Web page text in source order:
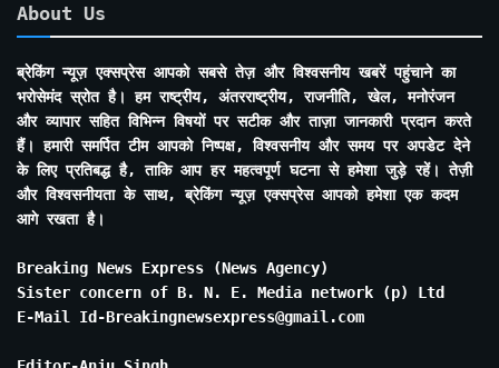
About Us
ब्रेकिंग न्यूज़ एक्सप्रेस आपको सबसे तेज़ और विश्वसनीय खबरें पहुंचाने का
भरोसेमंद स्रोत है। हम राष्ट्रीय, अंतरराष्ट्रीय, राजनीति, खेल, मनोरंजन
और व्यापार सहित विभिन्न विषयों पर सटीक और ताज़ा जानकारी प्रदान करते
हैं। हमारी समर्पित टीम आपको निष्पक्ष, विश्वसनीय और समय पर अपडेट देने
के लिए प्रतिबद्ध है, ताकि आप हर महत्वपूर्ण घटना से हमेशा जुड़े रहें। तेज़ी
और विश्वसनीयता के साथ, ब्रेकिंग न्यूज़ एक्सप्रेस आपको हमेशा एक कदम
आगे रखता है।
Breaking News Express (News Agency)
Sister concern of B. N. E. Media network (p) Ltd
E-Mail Id-Breakingnewsexpress@gmail.com